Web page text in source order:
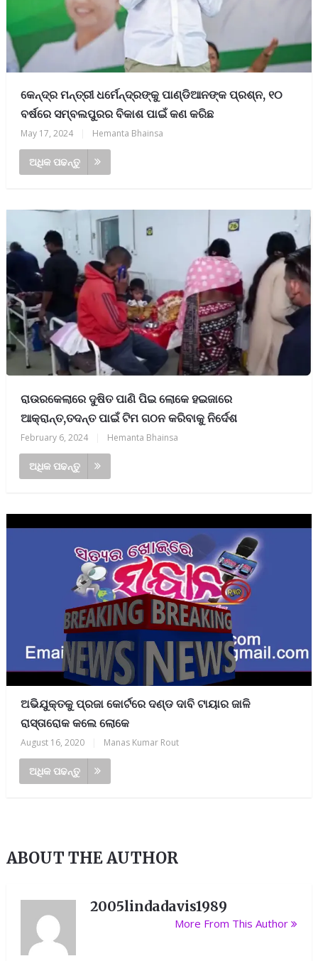
କେନ୍ଦ୍ର ମନ୍ତ୍ରୀ ଧର୍ମେନ୍ଦ୍ରଙ୍କୁ ପାଣ୍ଡିଆନଙ୍କ ପ୍ରଶ୍ନ, ୧୦
ବର୍ଷରେ ସମ୍ବଲପୁରର ବିକାଶ ପାଇଁ କଣ କରିଛ
May 17, 2024 Hemanta Bhainsa
ଅଧିକ ପଢନ୍ତୁ
ରାଉରକେଲାରେ ଦୁଷିତ ପାଣି ପିଇ ଲୋକେ ହଇଜାରେ
ଆକ୍ରାନ୍ତ,ତଦନ୍ତ ପାଇଁ ଟିମ ଗଠନ କରିବାକୁ ନିର୍ଦେଶ
February 6, 2024 Hemanta Bhainsa
ଅଧିକ ପଢନ୍ତୁ
ଅଭିଯୁକ୍ତକୁ ପ୍ରଜା କୋର୍ଟରେ ଦଣ୍ଡ ଦାବି ଟାୟାର ଜାଳି
ରାସ୍ତାରୋକ କଲେ ଲୋକେ
August 16, 2020 Manas Kumar Rout
ଅଧିକ ପଢନ୍ତୁ
ABOUT THE AUTHOR
2005lindadavis1989
More From This Author